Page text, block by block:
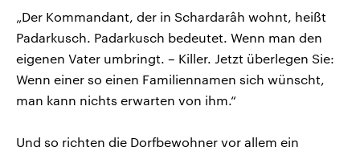
„Der Kommandant, der in Schardarâh wohnt, heißt
Padarkusch. Padarkusch bedeutet. Wenn man den
eigenen Vater umbringt. – Killer. Jetzt überlegen Sie:
Wenn einer so einen Familiennamen sich wünscht,
man kann nichts erwarten von ihm.“
Und so richten die Dorfbewohner vor allem ein